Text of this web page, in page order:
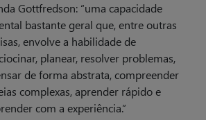
Gottfredson: “uma capacidade
bastante geral que, entre outras
envolve a habilidade de
planear, resolver problemas,
de forma abstrata, compreender
complexas, aprender rápido e
com a experiência.”